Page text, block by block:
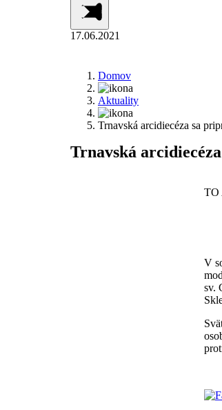
17.06.2021
Domov
Aktuality
Trnavská arcidiecéza sa
Trnavská
TO
V
sv.